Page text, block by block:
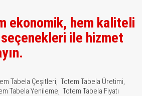
ekonomik, hem kaliteli
ile hizmet
Tabela Çeşitleri, Totem Tabela Üretimi,
Tabela Yenileme, Totem Tabela Fiyatı